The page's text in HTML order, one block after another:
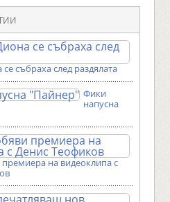
събраха след раздялата
Фики
напусна
на видеоклипа с